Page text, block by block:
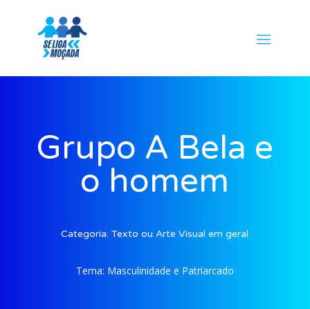
Grupo A Bela e
o homem
Categoria:Texto ou Arte Visual em geral
Tema: Masculinidade e Patriarcado